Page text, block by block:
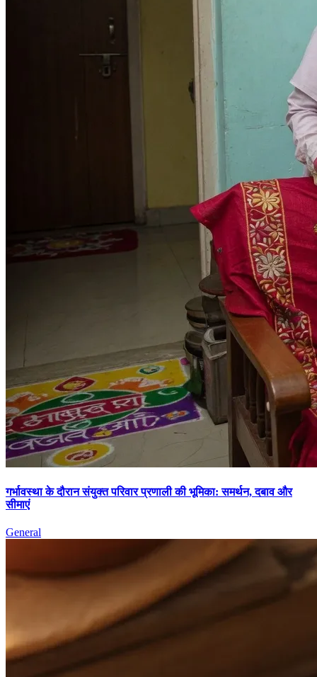
गर्भावस्था के दौरान संयुक्त परिवार प्रणाली की भूमिका: समर्थन, दबाव और
सीमाएं
General